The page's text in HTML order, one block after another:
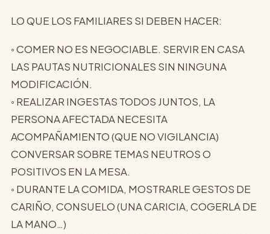
LO QUE LOS FAMILIARES SI DEBEN HACER:
◦ COMER NO ES NEGOCIABLE. SERVIR EN CASA
LAS PAUTAS NUTRICIONALES SIN NINGUNA
MODIFICACIÓN.
◦ REALIZAR INGESTAS TODOS JUNTOS, LA
PERSONA AFECTADA NECESITA
ACOMPAÑAMIENTO (QUE NO VIGILANCIA)
CONVERSAR SOBRE TEMAS NEUTROS O
POSITIVOS EN LA MESA.
◦ DURANTE LA COMIDA, MOSTRARLE GESTOS DE
CARIÑO, CONSUELO (UNA CARICIA, COGERLA DE
LA MANO…)